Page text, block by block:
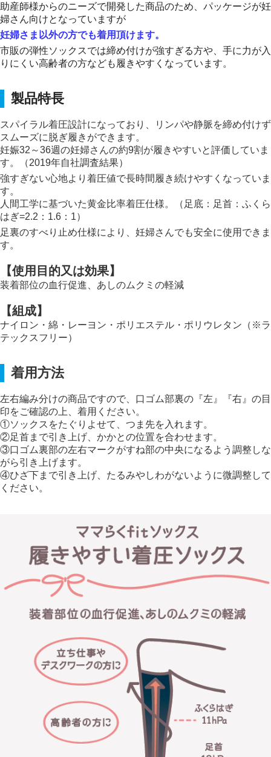
助産師様からのニーズで開発した商品のため、パッケージが妊
婦さん向けとなっていますが
妊婦さま以外の方でも着用頂けます。
市販の弾性ソックスでは締め付けが強すぎる方や、手に力が入
りにくい高齢者の方なども履きやすくなっています。
製品特長
スパイラル着圧設計になっており、リンパや静脈を締め付けず
スムーズに脱ぎ履きができます。
妊娠32～36週の妊婦さんの約9割が履きやすいと評価していま
す。（2019年自社調査結果）
強すぎない心地より着圧値で長時間履き続けやすくなっていま
す。
人間工学に基づいた黄金比率着圧仕様。（足底：足首：ふくら
はぎ=2.2：1.6：1）
足裏のすべり止め仕様により、妊婦さんでも安全に使用できま
す。
【使用目的又は効果】
装着部位の血行促進、あしのムクミの軽減
【組成】
ナイロン・綿・レーヨン・ポリエステル・ポリウレタン（※ラ
テックスフリー）
着用方法
左右編み分けの商品ですので、口ゴム部裏の『左』『右』の目
印をご確認の上、着用ください。
①ソックスをたぐりよせて、つま先を入れます。
②足首まで引き上げ、かかとの位置を合わせます。
③口ゴム裏部の左右マークがすね部の中央になるよう調整しな
がら引き上げます。
④ひざ下まで引き上げ、たるみやしわがないように微調整して
ください。